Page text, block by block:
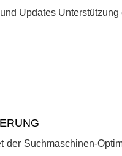
Updates Unterstützung
der Suchmaschinen-